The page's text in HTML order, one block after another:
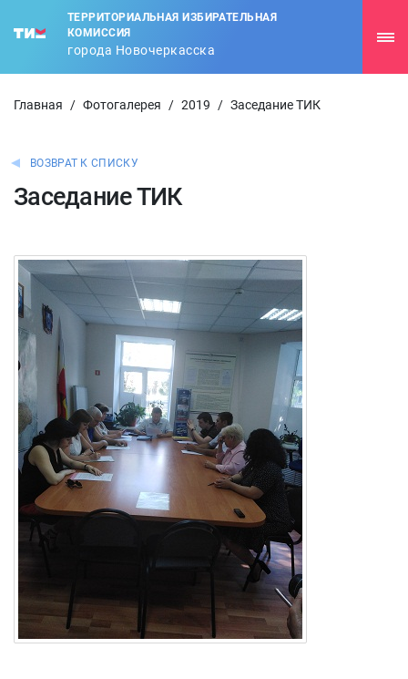
ТЕРРИТОРИАЛЬНАЯ ИЗБИРАТЕЛЬНАЯ
КОМИССИЯ
города Новочеркасска
Главная / Фотогалерея / 2019 / Заседание ТИК
ВОЗВРАТ К СПИСКУ
Заседание ТИК